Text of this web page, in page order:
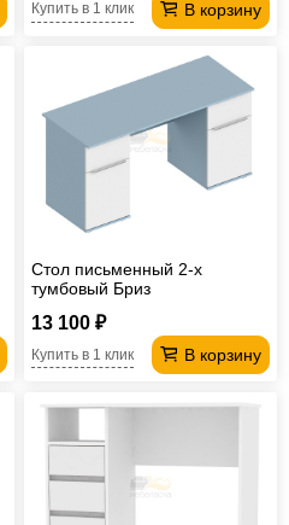
В корзину
Купить в 1 клик
Стол письменный 2-х
тумбовый Бриз
13 100 ₽
В корзину
Купить в 1 клик